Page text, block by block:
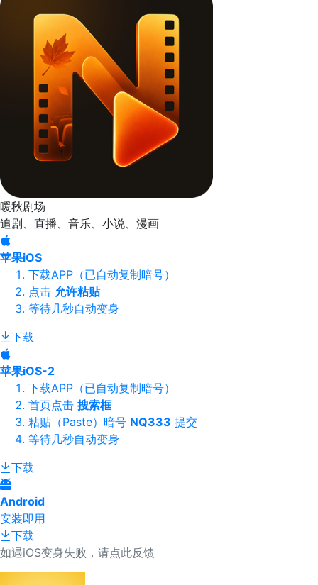
暖秋剧场
追剧、直播、音乐、小说、漫画
苹果iOS
下载APP（已自动复制暗号）
点击 允许粘贴
等待几秒自动变身
下载
苹果iOS-2
下载APP（已自动复制暗号）
首页点击 搜索框
粘贴（Paste）暗号 NQ333 提交
等待几秒自动变身
下载
Android
安装即用
下载
如遇iOS变身失败，请点此反馈